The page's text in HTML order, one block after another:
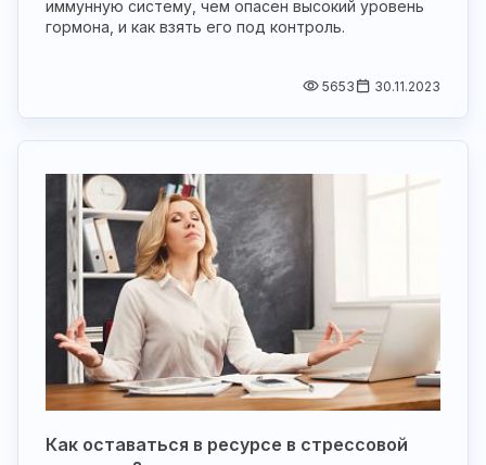
иммунную систему, чем опасен высокий уровень
гормона, и как взять его под контроль.
5653 30.11.2023
Как оставаться в ресурсе в стрессовой